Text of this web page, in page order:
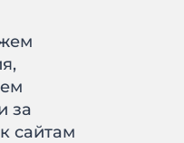
за
сайтам